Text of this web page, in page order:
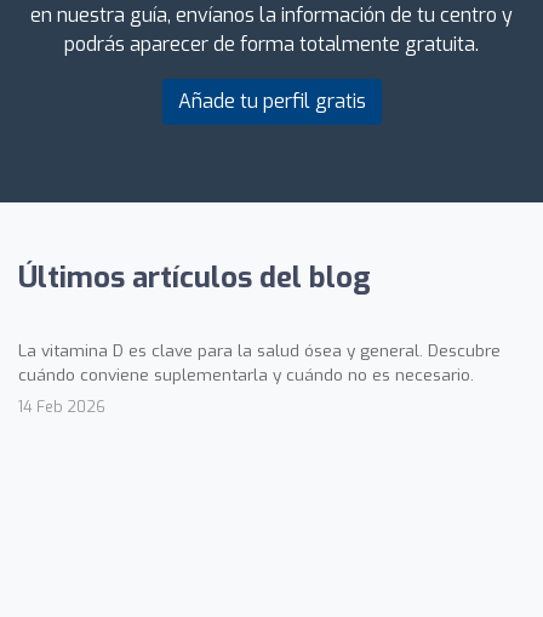
en nuestra guía, envíanos la información de tu centro y
podrás aparecer de forma totalmente gratuita.
Añade tu perfil gratis
Últimos artículos del blog
La vitamina D es clave para la salud ósea y general. Descubre
cuándo conviene suplementarla y cuándo no es necesario.
14 Feb 2026